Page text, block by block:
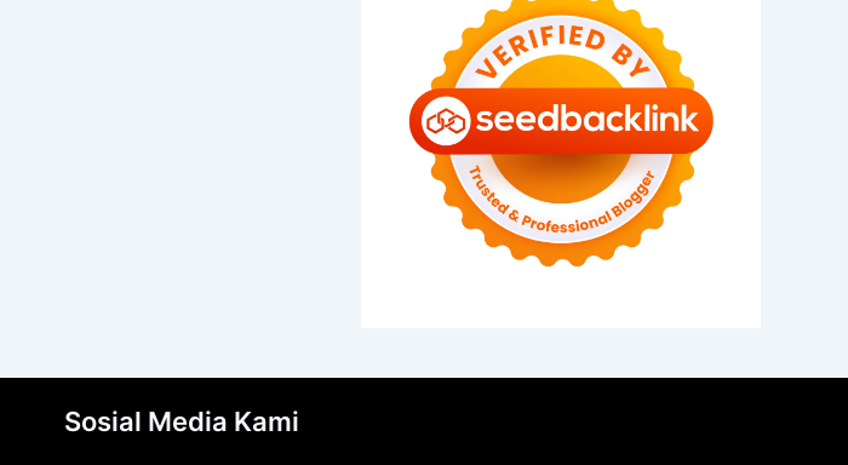
Sosial Media Kami